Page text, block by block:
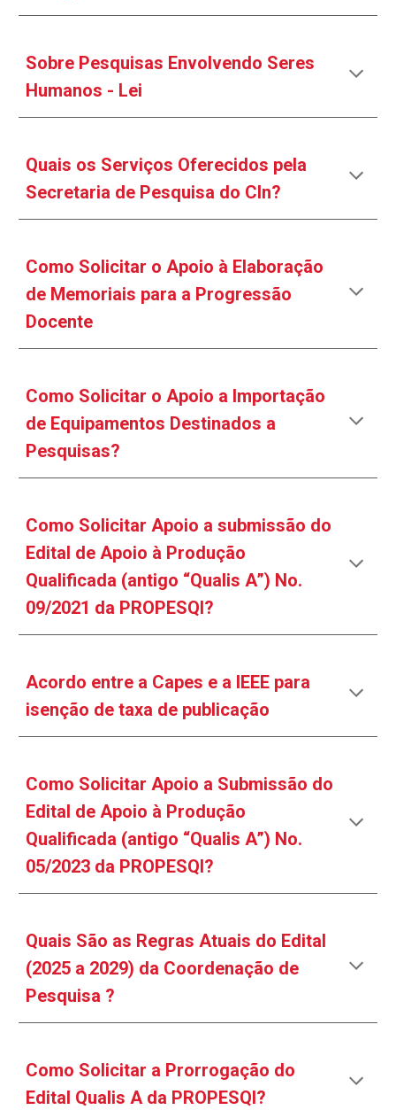
Sobre Pesquisas Envolvendo Seres
Humanos - Lei
Quais os Serviços Oferecidos pela
Secretaria de Pesquisa do CIn?
Como Solicitar o Apoio à Elaboração
de Memoriais para a Progressão
Docente
Como Solicitar o Apoio a Importação
de Equipamentos Destinados a
Pesquisas?
Como Solicitar Apoio a submissão do
Edital de Apoio à Produção
Qualificada (antigo “Qualis A”) No.
09/2021 da PROPESQI?
Acordo entre a Capes e a IEEE para
isenção de taxa de publicação
Como Solicitar Apoio a Submissão do
Edital de Apoio à Produção
Qualificada (antigo “Qualis A”) No.
05/2023 da PROPESQI?
Quais São as Regras Atuais do Edital
(2025 a 2029) da Coordenação de
Pesquisa ?
Como Solicitar a Prorrogação do
Edital Qualis A da PROPESQI?